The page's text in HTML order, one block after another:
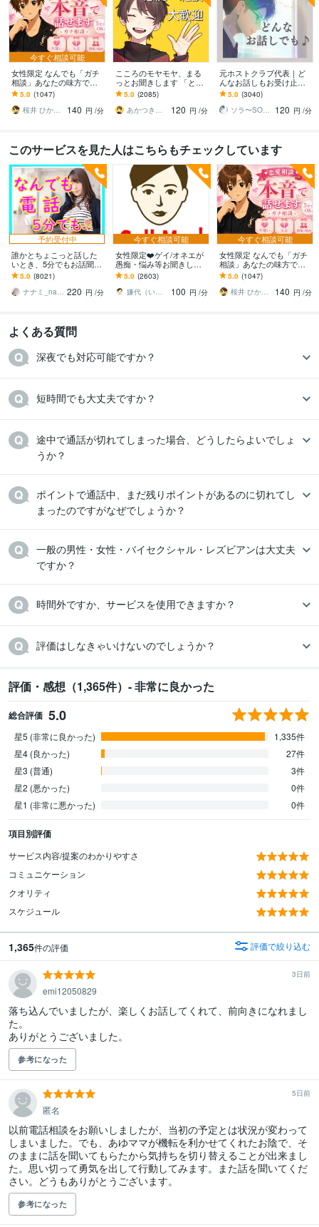
今すぐ相談可能
女性限定 なんでも「ガチ
相談」あなたの味方で話
ます 男性目線で、あなた
の恋の“答え”を言葉にしま
す。
5.0 (1047)
桜井 ひかる｜経験豊富の恋愛相談室
140 円 /分
こころのモヤモヤ、まる
っとお聞きします 「とり
あえず聞いてほしい」と
いうあなたに。優しく傾
聴します
5.0 (2085)
あかつき｜Kindle本出版中
120 円 /分
元ホストクラブ代表｜ど
んなお話しもお受け止め
します ご相談、愚痴、た
だ誰かと話したい、なん
でも大歓迎です☘️
5.0 (3040)
ソラ〜SORA〜
120 円 /分
このサービスを見た人はこちらもチェックしています
予約受付中
誰かとちょこっと話した
いとき、5分でもお話聞き
ます 疲れた～、でもカウ
ンセリングじゃない、な
んとなく雑談聞いて～
5.0 (8021)
ナナミ_nanami 220 円 /分
今すぐ相談可能
女性限定❤️ゲイ/オネエが
愚痴・悩み等お聞きしま
す 女性限定！ゲイ/オネエ
が恋愛/人間関係など何で
も聞くわよ！
5.0 (2603)
嫌代（いやよ）
100 円 /分
今すぐ相談可能
女性限定 なんでも「ガチ
相談」あなたの味方で話
ます 男性目線で、あなた
の恋の“答え”を言葉にしま
す。
5.0 (1047)
桜井 ひかる｜経験豊富の恋愛相談室
140 円 /分
よくある質問
深夜でも対応可能ですか？
途中で通話が切れてしまった場合、どうしたらよいでしょ
うか？
ポイントで通話中、まだ残りポイントがあるのに切れてし
まったのですがなぜでしょうか？
一般の男性・女性・バイセクシャル・レズビアンは大丈夫
ですか？
時間外ですか、サービスを使用できますか？
評価・感想（1,365件）- 非常に良かった
総合評価 5.0
星5 (非常に良かった)
1,335件
星4 (良かった)
27件
星3 (普通)
3件
星2 (悪かった)
0件
星1 (非常に悪かった)
0件
項目別評価
サービス内容/提案のわかりやすさ
コミュニケーション
クオリティ
スケジュール
1,365件の評価 評価で絞り込む
3日前
emi12050829
落ち込んでいましたが、楽しくお話してくれて、前向きになれまし
た。
ありがとうございました。
参考になった
5日前
匿名
以前電話相談をお願いしましたが、当初の予定とは状況が変わって
しまいました。でも、あゆママが機転を利かせてくれたお陰で、そ
のままに話を聞いてもらたから気持ちを切り替えることが出来まし
た。思い切って勇気を出して行動してみます。また話を聞いてくだ
さい。どうもありがとうございます。
参考になった